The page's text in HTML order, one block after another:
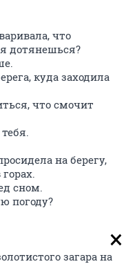
что
дотянешься?
куда заходила
что смочит
на берегу,
сном.
погоду?
загара на